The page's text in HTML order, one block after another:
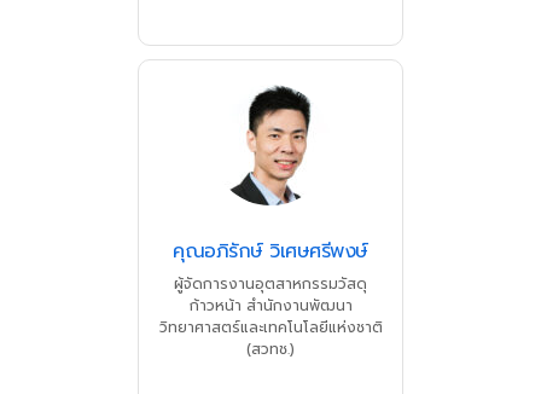
คุณอภิรักษ์ วิเศษศรีพงษ์
ผู้จัดการงานอุตสาหกรรมวัสดุ
ก้าวหน้า สำนักงานพัฒนา
วิทยาศาสตร์และเทคโนโลยีแห่งชาติ
(สวทช.)